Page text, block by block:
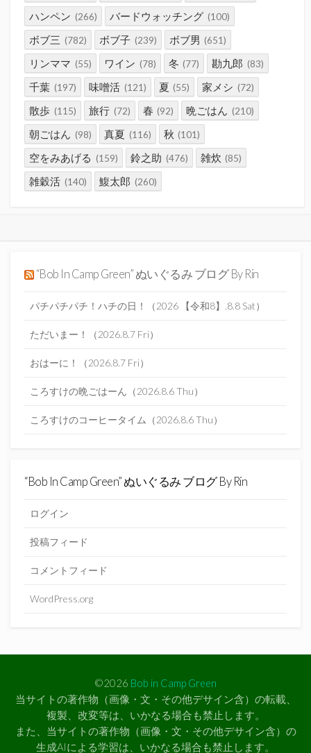
ハンペン (266) バードウォッチング (100)
ボブ三 (782) ボブ子 (239) ボブ男 (651)
リンママ (55) ワイン (78) 冬 (77) 勘九郎 (83)
千葉 (197) 味噌活 (121) 夏 (55) 家メシ (72)
散歩 (115) 旅行 (72) 春 (92) 晩ごはん (210)
朝ごはん (98) 真夏 (116) 秋 (101)
空をみあげる (159) 鈴之助 (476) 雑炊 (85)
雑穀活 (140) 鰒太郎 (260)
“Bob In Camp Green” ぬいぐるみ ブログ By Rin
パチパチパチ！ハチの日！（2026 【令和8】.8.8 Sat）
ただいまー！（2026.8.7 Fri）
おはーに！（2026.8.7 Fri）
ころすけの晩ごはーん（2026.8.6 Thu）
ころすけのコーヒータイム（2026.8.6 Thu）
“Bob In Camp Green” ぬいぐるみ ブログ By Rin
ログイン
投稿フィード
コメントフィード
WordPress.org
©2026 Bob in Camp Green
当サイトの著作物（画像・文・その他デサイン含）の転載、
複製、改変等は、いかなる場合も禁止します。
また、当サイトの著作物（画像・文・その他デサイン含）の
生成AIによる学習は、いかなる場合も禁止します。